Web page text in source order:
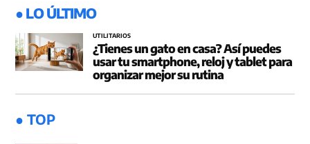
● LO ÚLTIMO
UTILITARIOS
¿Tienes un gato en casa? Así puedes
usar tu smartphone, reloj y tablet para
organizar mejor su rutina
● TOP